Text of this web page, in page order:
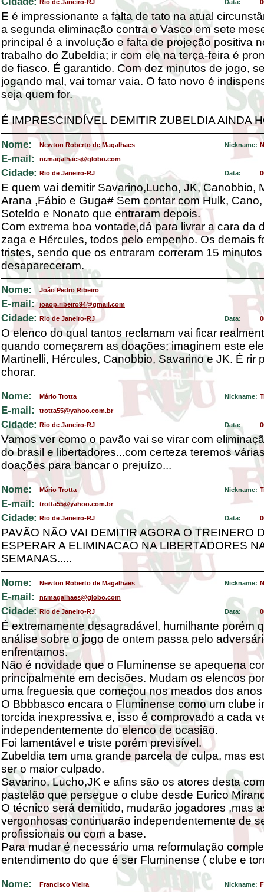
Rio de Janeiro-RJ Data:
E é impressionante a falta de tato na atual
a segunda eliminação contra o Vasco em sete
principal é a involução e falta de projeção positiva
trabalho do Zubeldia; ir com ele na terça-feira é
de fiasco. É garantido. Com dez minutos de jogo,
jogando mal, vai tomar vaia. O fato novo é
seja quem for.
É IMPRESCINDÍVEL DEMITIR ZUBELDIA AINDA
Nome: Newton Roberto de Magalhaes Nickname:
E-mail: nr.magalhaes@globo.com
Cidade: Rio de Janeiro-RJ Data:
E quem vai demitir Savarino,Lucho, JK, Canobbio,
Arana ,Fábio e Guga# Sem contar com Hulk,
Soteldo e Nonato que entraram depois.
Com extrema boa vontade,dá para livrar a cara da
zaga e Hércules, todos pelo empenho. Os demais
tristes, sendo que os entraram correram 15
desapareceram.
Nome: João Pedro Ribeiro
E-mail: joaop.ribeiro94@gmail.com
Cidade: Rio de Janeiro-RJ Data:
O elenco do qual tantos reclamam vai ficar
quando começarem as doações; imaginem este
Martinelli, Hércules, Canobbio, Savarino e JK. É rir
chorar.
Nome: Mário Trotta Nickname:
E-mail: trotta55@yahoo.com.br
Cidade: Rio de Janeiro-RJ Data:
Vamos ver como o pavão vai se virar com
do brasil e libertadores...com certeza teremos
doações para bancar o prejuízo...
Nome: Mário Trotta Nickname:
E-mail: trotta55@yahoo.com.br
Cidade: Rio de Janeiro-RJ Data:
PAVÃO NÃO VAI DEMITIR AGORA O TREINERO
ESPERAR A ELIMINACAO NA LIBERTADORES
SEMANAS.....
Nome: Newton Roberto de Magalhaes Nickname:
E-mail: nr.magalhaes@globo.com
Cidade: Rio de Janeiro-RJ Data:
É extremamente desagradável, humilhante porém
análise sobre o jogo de ontem passa pelo
enfrentamos.
Não é novidade que o Fluminense se apequena
principalmente em decisões. Mudam os elencos
uma freguesia que começou nos meados dos
O Bbbbasco encara o Fluminense como um clube
torcida inexpressiva e, isso é comprovado a cada
independentemente do elenco de ocasião.
Foi lamentável e triste porém previsível.
Zubeldia tem uma grande parcela de culpa, mas
ser o maior culpado.
Savarino, Lucho,JK e afins são os atores desta
pastelão que persegue o clube desde Eurico
O técnico será demitido, mudarão jogadores ,mas
vergonhosas continuarão independentemente de
profissionais ou com a base.
Para mudar é necessário uma reformulação
entendimento do que é ser Fluminense ( clube e
Nome: Francisco Vieira Nickname: